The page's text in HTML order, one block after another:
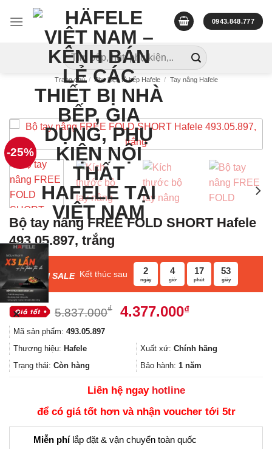
0943.848.777
Tìm
kiếm:
Trang chủ / Phụ kiện tủ bếp Hafele / Tay nâng Hafele
-25%
Bộ tay nâng FREE FOLD SHORT Hafele
493.05.897, trắng
F ASH SALE Kết thúc sau 2
ngày
4
giờ
17
phút
53
giây
5.837.000₫
Giá
5.837.000₫.
4.377.000₫Giá
là:
4.377.000₫.
Mã sản phẩm: 493.05.897
Thương hiệu: Hafele Xuất xứ: Chính hãng
Trạng thái: Còn hàng Bảo hành: 1 năm
Liên hệ ngay hotline
để có giá tốt hơn và nhận voucher tới 5tr
Miễn phílắp đặt & vận chuyển toàn quốc
✕